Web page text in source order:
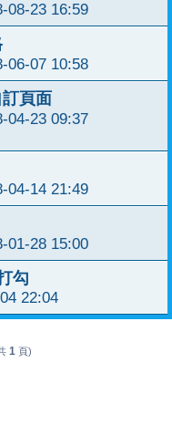
08-23 16:59
06-07 10:58
頁面
04-23 09:37
04-14 21:49
01-28 15:00
勾
22:04
1 頁)